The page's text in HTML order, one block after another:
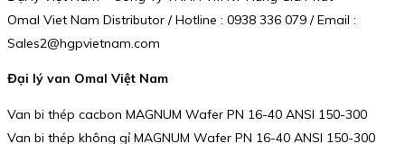
Omal Viet Nam Distributor / Hotline : 0938 336 079 / Email :
Sales2@hgpvietnam.com
Đại lý van Omal Việt Nam
Van bi thép cacbon MAGNUM Wafer PN 16-40 ANSI 150-300
Van bi thép không gỉ MAGNUM Wafer PN 16-40 ANSI 150-300